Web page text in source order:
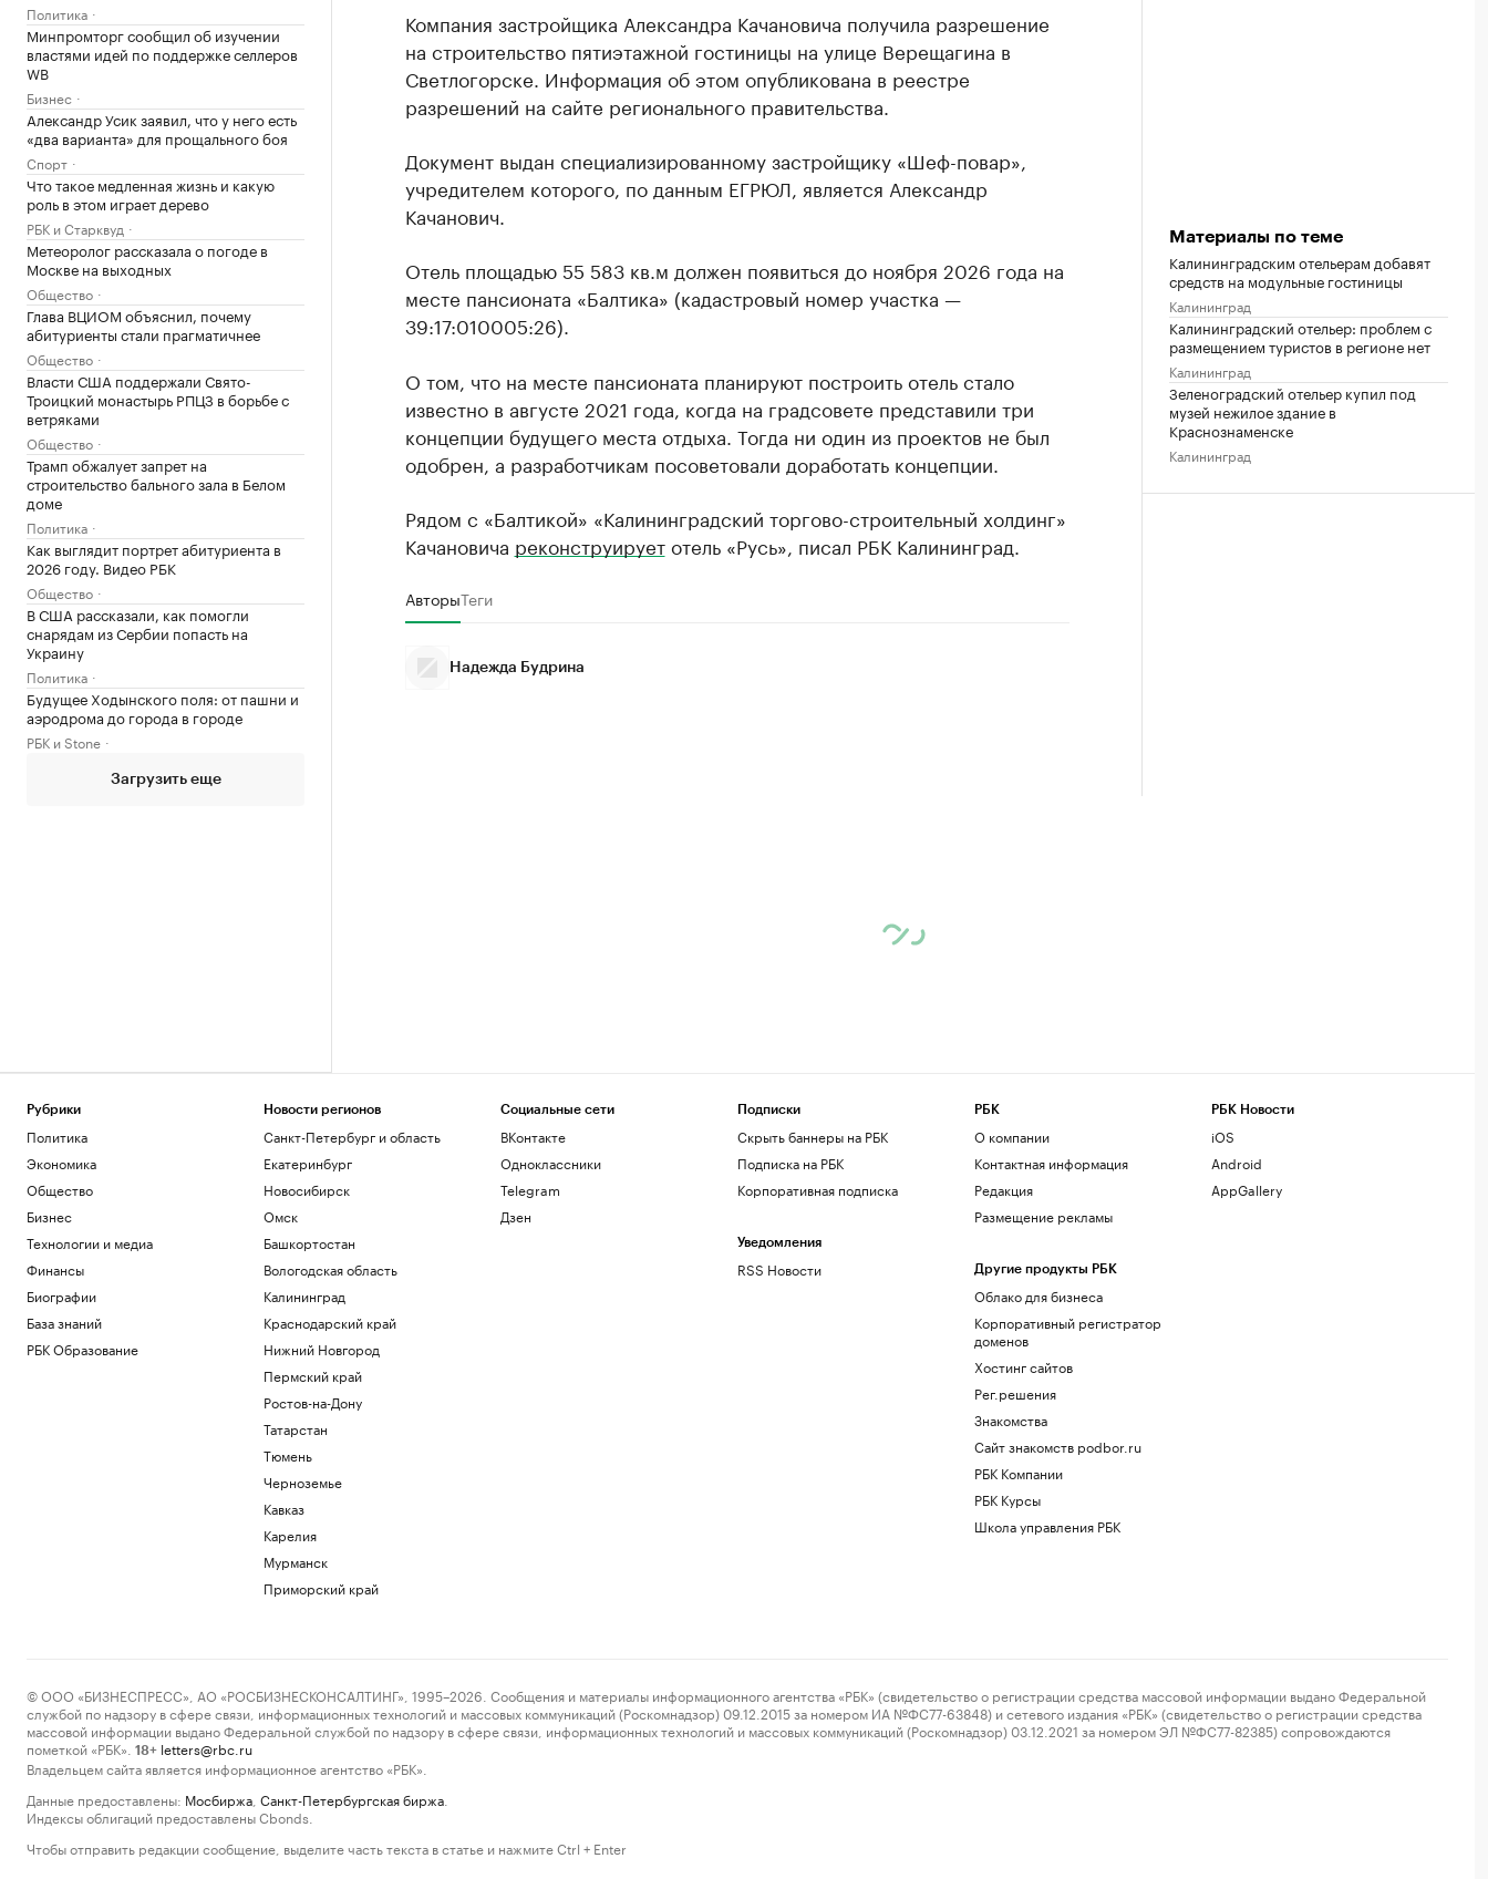
Политика
Минпромторг сообщил об изучении
властями идей по поддержке селлеров
WB
Бизнес
Александр Усик заявил, что у него есть
«два варианта» для прощального боя
Спорт
Что такое медленная жизнь и какую
роль в этом играет дерево
РБК и Старквуд
Метеоролог рассказала о погоде в
Москве на выходных
Общество
Глава ВЦИОМ объяснил, почему
абитуриенты стали прагматичнее
Общество
Власти США поддержали Свято-
Троицкий монастырь РПЦЗ в борьбе с
ветряками
Общество
Трамп обжалует запрет на
строительство бального зала в Белом
доме
Политика
Как выглядит портрет абитуриента в
2026 году. Видео РБК
Общество
В США рассказали, как помогли
снарядам из Сербии попасть на
Украину
Политика
Будущее Ходынского поля: от пашни и
аэродрома до города в городе
РБК и Stone
Загрузить еще
Компания застройщика Александра Качановича получила разрешение
на строительство пятиэтажной гостиницы на улице Верещагина в
Светлогорске. Информация об этом опубликована в реестре
разрешений на сайте регионального правительства.
Документ выдан специализированному застройщику «Шеф-повар»,
учредителем которого, по данным ЕГРЮЛ, является Александр
Качанович.
Отель площадью 55 583 кв.м должен появиться до ноября 2026 года на
месте пансионата «Балтика» (кадастровый номер участка —
39:17:010005:26).
О том, что на месте пансионата планируют построить отель стало
известно в августе 2021 года, когда на градсовете представили три
концепции будущего места отдыха. Тогда ни один из проектов не был
одобрен, а разработчикам посоветовали доработать концепции.
Рядом с «Балтикой» «Калининградский торгово-строительный холдинг»
Качановича реконструируетотель «Русь», писал РБК Калининград.
АвторыТеги
Надежда Будрина
Материалы по теме
Калининградским отельерам добавят
средств на модульные гостиницы
Калининград
Калининградский отельер: проблем с
размещением туристов в регионе нет
Калининград
Зеленоградский отельер купил под
музей нежилое здание в
Краснознаменске
Калининград
Рубрики
Политика
Экономика
Общество
Бизнес
Технологии и медиа
Финансы
Биографии
База знаний
РБК Образование
Новости регионов
Санкт-Петербург и область
Екатеринбург
Новосибирск
Омск
Башкортостан
Вологодская область
Калининград
Краснодарский край
Нижний Новгород
Пермский край
Ростов-на-Дону
Татарстан
Тюмень
Черноземье
Кавказ
Карелия
Мурманск
Приморский край
Социальные сети
ВКонтакте
Одноклассники
Telegram
Дзен
Подписки
Скрыть баннеры на РБК
Подписка на РБК
Корпоративная подписка
Уведомления
RSS Новости
РБК
О компании
Контактная информация
Редакция
Размещение рекламы
Другие продукты РБК
Облако для бизнеса
Корпоративный регистратор
доменов
Хостинг сайтов
Рег.решения
Знакомства
Сайт знакомств podbor.ru
РБК Компании
РБК Курсы
Школа управления РБК
РБК Новости
iOS
Android
AppGallery
© ООО «БИЗНЕСПРЕСС», АО «РОСБИЗНЕСКОНСАЛТИНГ», 1995–2026. Сообщения и материалы информационного агентства «РБК» (свидетельство о регистрации средства массовой информации выдано Федеральной
службой по надзору в сфере связи, информационных технологий и массовых коммуникаций (Роскомнадзор) 09.12.2015 за номером ИА №ФС77-63848) и сетевого издания «РБК» (свидетельство о регистрации средства
массовой информации выдано Федеральной службой по надзору в сфере связи, информационных технологий и массовых коммуникаций (Роскомнадзор) 03.12.2021 за номером ЭЛ №ФС77-82385) сопровождаются
пометкой «РБК».
18+ letters@rbc.ru
Владельцем сайта является информационное агентство «РБК».
Данные предоставлены: Мосбиржа Санкт-Петербургская биржа
Индексы облигаций предоставлены Cbonds.
Чтобы отправить редакции сообщение, выделите часть текста в статье и нажмите Ctrl + Enter